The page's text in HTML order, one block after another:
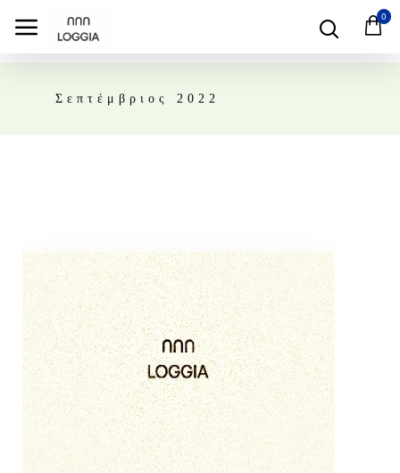
0
Σεπτέμβριος 2022